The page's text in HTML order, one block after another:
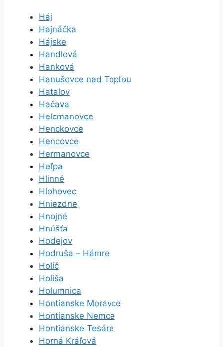
Háj
Hajnáčka
Hájske
Handlová
Hanková
Hanušovce nad Topľou
Hatalov
Hačava
Helcmanovce
Henckovce
Hencovce
Hermanovce
Heľpa
Hlinné
Hlohovec
Hniezdne
Hnojné
Hnúšťa
Hodejov
Hodruša – Hámre
Holíč
Holiša
Holumnica
Hontianske Moravce
Hontianske Nemce
Hontianske Tesáre
Horná Kráľová